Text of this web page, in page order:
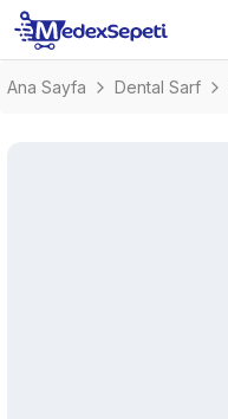
Ana Sayfa Dental Sarf